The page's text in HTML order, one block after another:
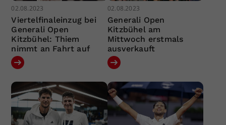
02.08.2023
Viertelfinaleinzug bei
Generali Open
Kitzbühel: Thiem
nimmt an Fahrt auf
02.08.2023
Generali Open
Kitzbühel am
Mittwoch erstmals
ausverkauft